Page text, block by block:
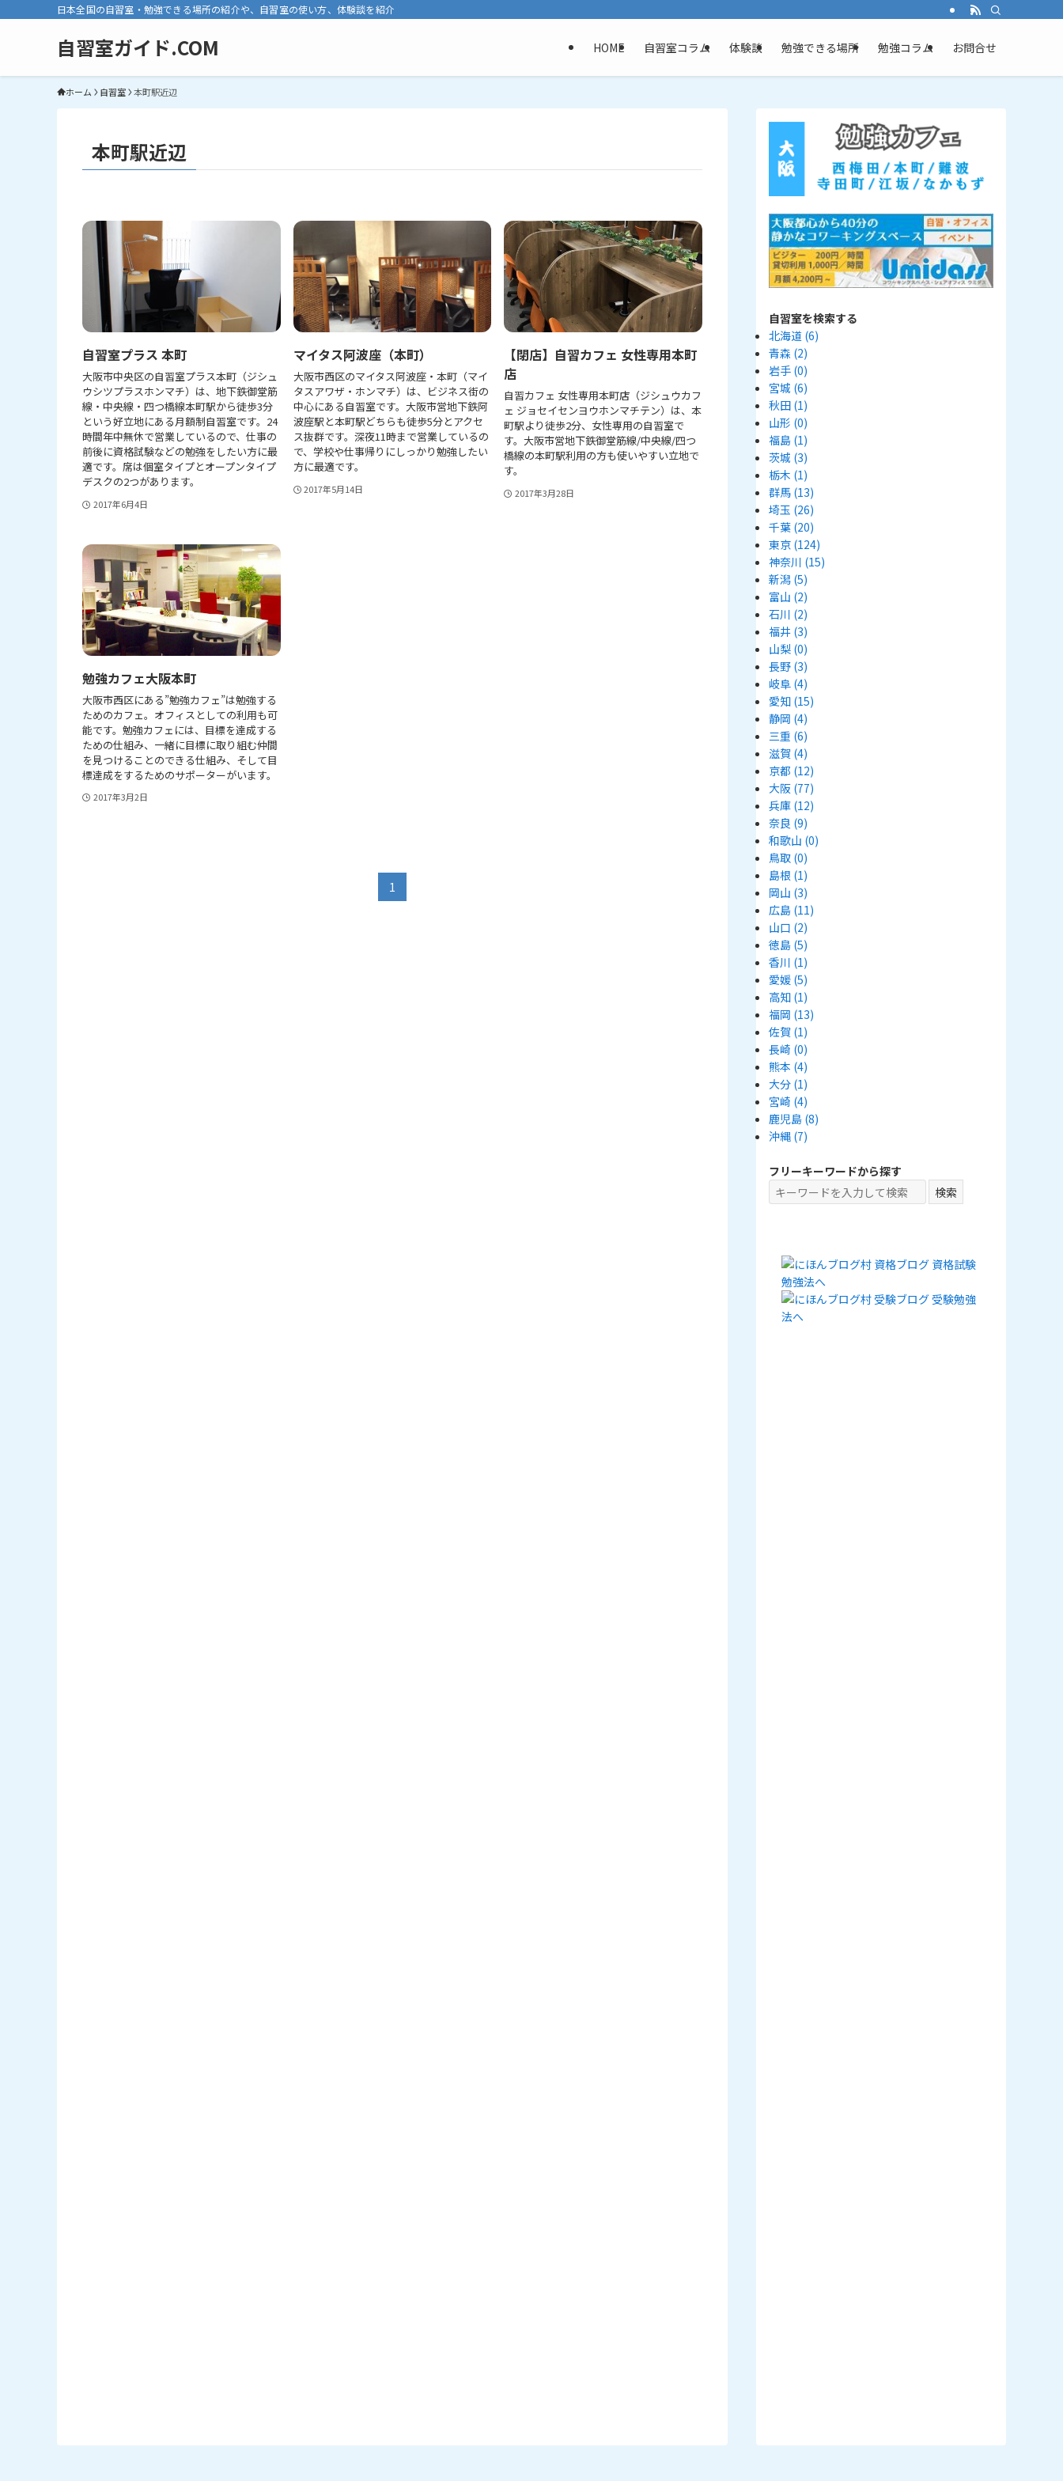
日本全国の自習室・勉強できる場所の紹介や、自習室の使い方、体験談を紹介
自習室ガイド.COM HOME 自習室コラム 体験談 勉強できる場所 勉強コラム お問合せ
ホーム 自習室 本町駅近辺
本町駅近辺
自習室プラス 本町
大阪市中央区の自習室プラス本町（ジシュ
ウシツプラスホンマチ）は、地下鉄御堂筋
線・中央線・四つ橋線本町駅から徒歩3分
という好立地にある月額制自習室です。24
時間年中無休で営業しているので、仕事の
前後に資格試験などの勉強をしたい方に最
適です。席は個室タイプとオープンタイプ
デスクの2つがあります。
2017年6月4日
マイタス阿波座（本町）
大阪市西区のマイタス阿波座・本町（マイ
タスアワザ・ホンマチ）は、ビジネス街の
中心にある自習室です。大阪市営地下鉄阿
波座駅と本町駅どちらも徒歩5分とアクセ
ス抜群です。深夜11時まで営業しているの
で、学校や仕事帰りにしっかり勉強したい
方に最適です。
2017年5月14日
【閉店】自習カフェ 女性専用本町
店
自習カフェ 女性専用本町店（ジシュウカフ
ェ ジョセイセンヨウホンマチテン）は、本
町駅より徒歩2分、女性専用の自習室で
す。大阪市営地下鉄御堂筋線/中央線/四つ
橋線の本町駅利用の方も使いやすい立地で
す。
2017年3月28日
勉強カフェ大阪本町
大阪市西区にある”勉強カフェ”は勉強する
ためのカフェ。オフィスとしての利用も可
能です。勉強カフェには、目標を達成する
ための仕組み、一緒に目標に取り組む仲間
を見つけることのできる仕組み、そして目
標達成をするためのサポーターがいます。
2017年3月2日
1
自習室を検索する
北海道 (6)
青森 (2)
岩手 (0)
宮城 (6)
秋田 (1)
山形 (0)
福島 (1)
茨城 (3)
栃木 (1)
群馬 (13)
埼玉 (26)
千葉 (20)
東京 (124)
神奈川 (15)
新潟 (5)
富山 (2)
石川 (2)
福井 (3)
山梨 (0)
長野 (3)
岐阜 (4)
愛知 (15)
静岡 (4)
三重 (6)
滋賀 (4)
京都 (12)
大阪 (77)
兵庫 (12)
奈良 (9)
和歌山 (0)
鳥取 (0)
島根 (1)
岡山 (3)
広島 (11)
山口 (2)
徳島 (5)
香川 (1)
愛媛 (5)
高知 (1)
福岡 (13)
佐賀 (1)
長崎 (0)
熊本 (4)
大分 (1)
宮崎 (4)
鹿児島 (8)
沖縄 (7)
フリーキーワードから探す